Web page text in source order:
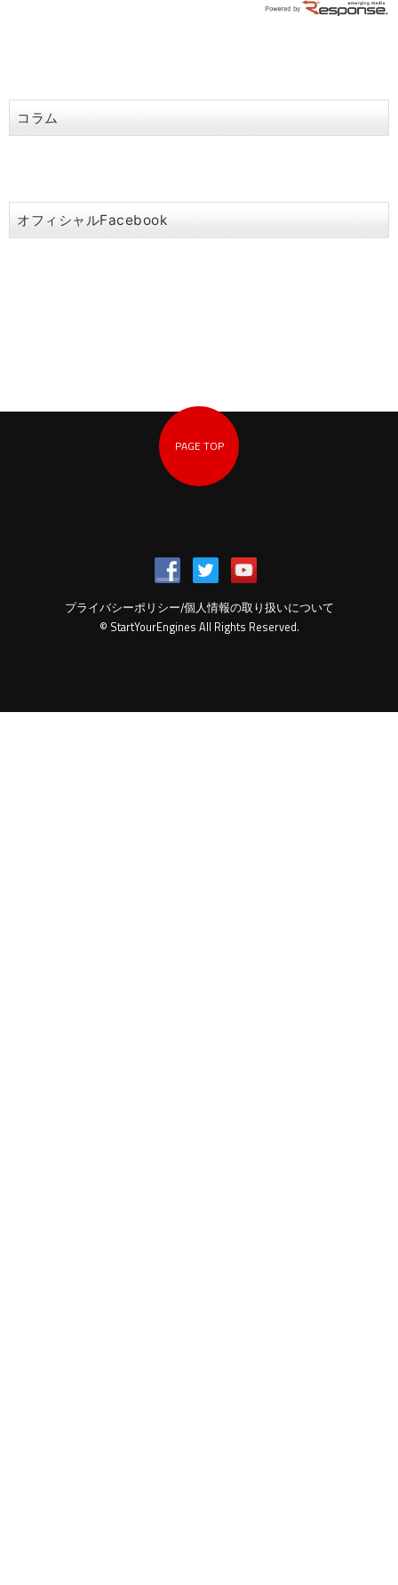
コラム
オフィシャルFacebook
PAGE TOP
© StartYourEngines All Rights Reserved.
プライバシーポリシー/個人情報の取り扱いについて